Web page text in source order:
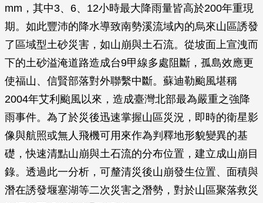
mm，其中3、6、12小時最大降雨量皆高於200年重現
期。如此豐沛的降水導致南勢溪流域內的烏來山區誘發
了區域型土砂災害，如山崩與土石流。從坡面上宣洩而
下的土砂溢淹道路造成台9甲線多處阻斷，孤島效應更
使福山、信賢部落對外聯繫中斷。蘇迪勒颱風堪稱
2004年艾利颱風以來，造成臺灣北部最為嚴重之強降
雨事件。為了於災後迅速掌握山區災況，即時的衛星影
像與航照或無人飛機可用來作為判釋地形貌變異的基
礎，快速清點山崩與土石流的分布位置，建立成山崩目
錄。透過此一分析，可釐清災後山崩發生位置、面積與
潛在誘發堰塞湖等二次災害之潛勢，對於山區聚落救災